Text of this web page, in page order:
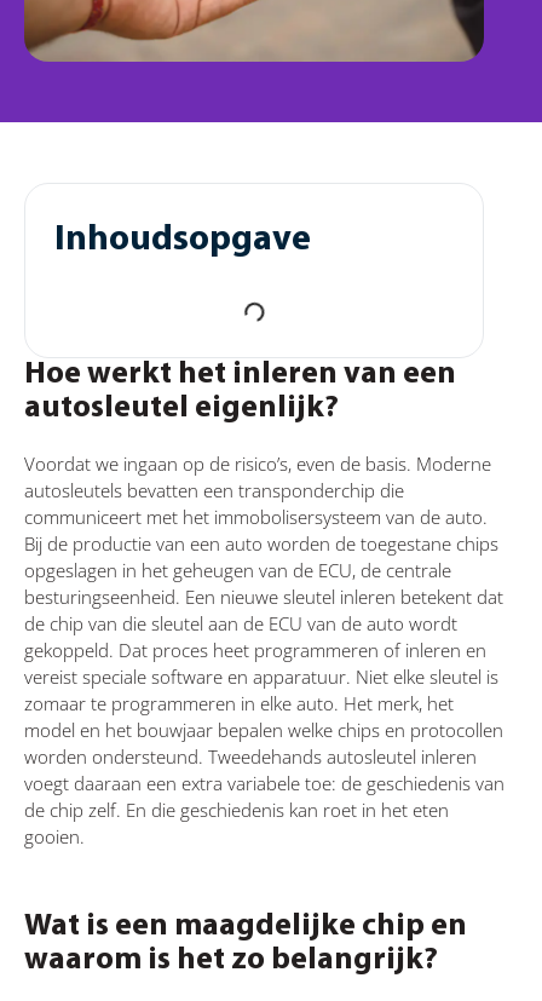
Hoe werkt het inleren van een
autosleutel eigenlijk?
Voordat we ingaan op de risico’s, even de basis. Moderne
autosleutels bevatten een transponderchip die
communiceert met het immobolisersysteem van de auto.
Bij de productie van een auto worden de toegestane chips
opgeslagen in het geheugen van de ECU, de centrale
besturingseenheid. Een nieuwe sleutel inleren betekent dat
de chip van die sleutel aan de ECU van de auto wordt
gekoppeld. Dat proces heet programmeren of inleren en
vereist speciale software en apparatuur. Niet elke sleutel is
zomaar te programmeren in elke auto. Het merk, het
model en het bouwjaar bepalen welke chips en protocollen
worden ondersteund. Tweedehands autosleutel inleren
voegt daaraan een extra variabele toe: de geschiedenis van
de chip zelf. En die geschiedenis kan roet in het eten
gooien.
Wat is een maagdelijke chip en
waarom is het zo belangrijk?
Inhoudsopgave